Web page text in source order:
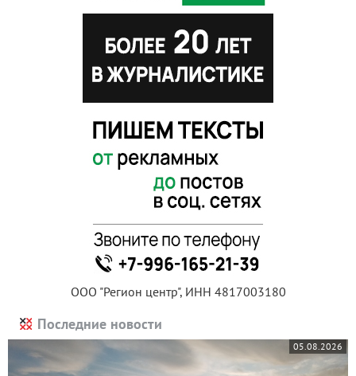
ООО "Регион центр", ИНН 4817003180
Последние новости
05.08.2026